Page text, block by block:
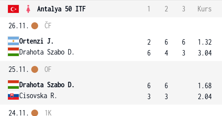
Antalya 50 ITF 1 2 3
Kurs
26.11.
Ortenzi J.
Drahota Szabo D.
ČF
2
6
6
4
6
3
1.32
3.04
25.11.
Drahota Szabo D.
Cisovska R.
OF
6
3
6
3
1.68
2.04
24.11.
1K